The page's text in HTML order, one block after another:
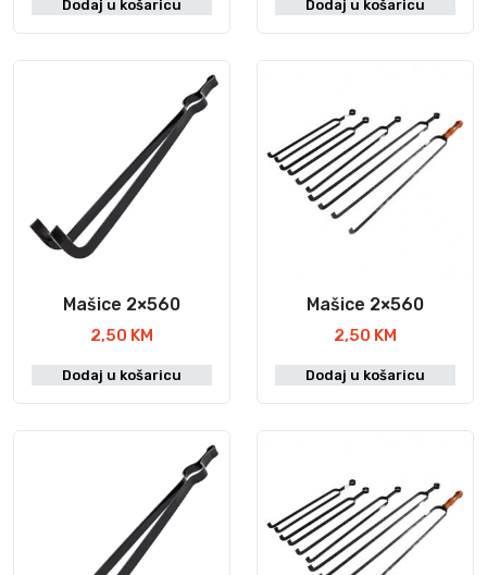
Dodaj u košaricu Dodaj u košaricu
Mašice 2×560
2,50 KM
Dodaj u košaricu
Mašice 2×560
2,50 KM
Dodaj u košaricu